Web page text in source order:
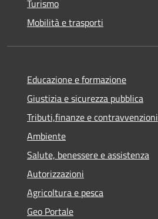
Turismo
Mobilità e trasporti
Educazione e formazione
Giustizia e sicurezza pubblica
Tributi,finanze e contravvenzioni
Ambiente
Salute, benessere e assistenza
Autorizzazioni
Agricoltura e pesca
Geo Portale